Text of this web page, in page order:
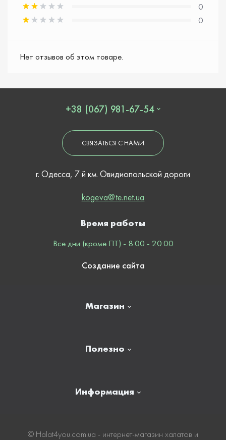
0
0
Нет отзывов об этом товаре.
+38 (067) 981-67-54
СВЯЗАТЬСЯ С НАМИ
г. Одесса, 7 й км. Овидиопольской дороги
kogeva@te.net.ua
Магазин
Полезно
Информация
Время работы
Все дни (кроме ПТ) - 8:00 - 20:00
Создание сайта
© Нalat4you.com.ua - интернет-магазин халатов и